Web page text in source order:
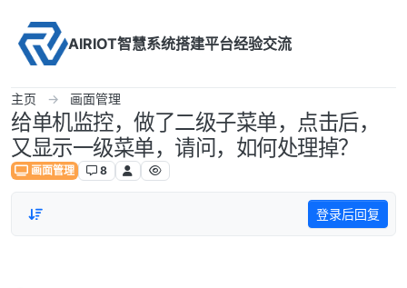
AIRIOT智慧系统搭建平台经验交流
主页 画面管理
给单机监控，做了二级子菜单，点击后，
又显示一级菜单，请问，如何处理掉？
画面管理 8
登录后回复